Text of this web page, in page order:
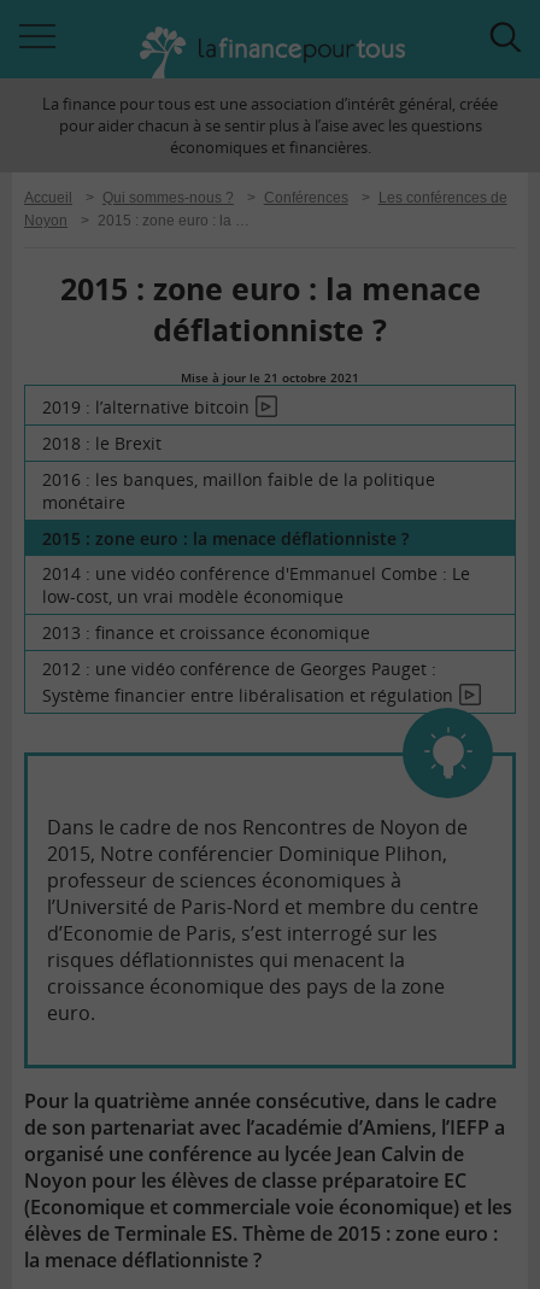
àLa finance pour tous est une association d’intérêt général, créée
pour aider chacun à se sentir plus à l’aise avec les questions
économiques et financières.
Accueil > Qui sommes-nous ? > Conférences >
Les conférences de
Noyon
> 2015 : zone euro : la menace déflationniste ?
2015 : zone euro : la menace
déflationniste ?
Mise à jour le 21 octobre 2021
finance
pour
tous
2019 : l’alternative bitcoin En
2018 : le Brexit
2016 : les banques, maillon faible de la politique
monétaire
2015 : zone euro : la menace déflationniste ?
2014 : une vidéo conférence d'Emmanuel Combe : Le
low-cost, un vrai modèle économique
2013 : finance et croissance économique
2012 : une vidéo conférence de Georges Pauget :
Système financier entre libéralisation et régulation En
vidéo
Dans le cadre de nos Rencontres de Noyon de
2015, Notre conférencier Dominique Plihon,
professeur de sciences économiques à
l’Université de Paris-Nord et membre du centre
d’Economie de Paris, s’est interrogé sur les
risques déflationnistes qui menacent la
croissance économique des pays de la zone
euro.
Pour la quatrième année consécutive, dans le cadre
de son partenariat avec l’académie d’Amiens, l’IEFP a
organisé une conférence au lycée Jean Calvin de
Noyon pour les élèves de classe préparatoire EC
(Economique et commerciale voie économique) et les
élèves de Terminale ES. Thème de 2015 : zone euro :
la menace déflationniste ?